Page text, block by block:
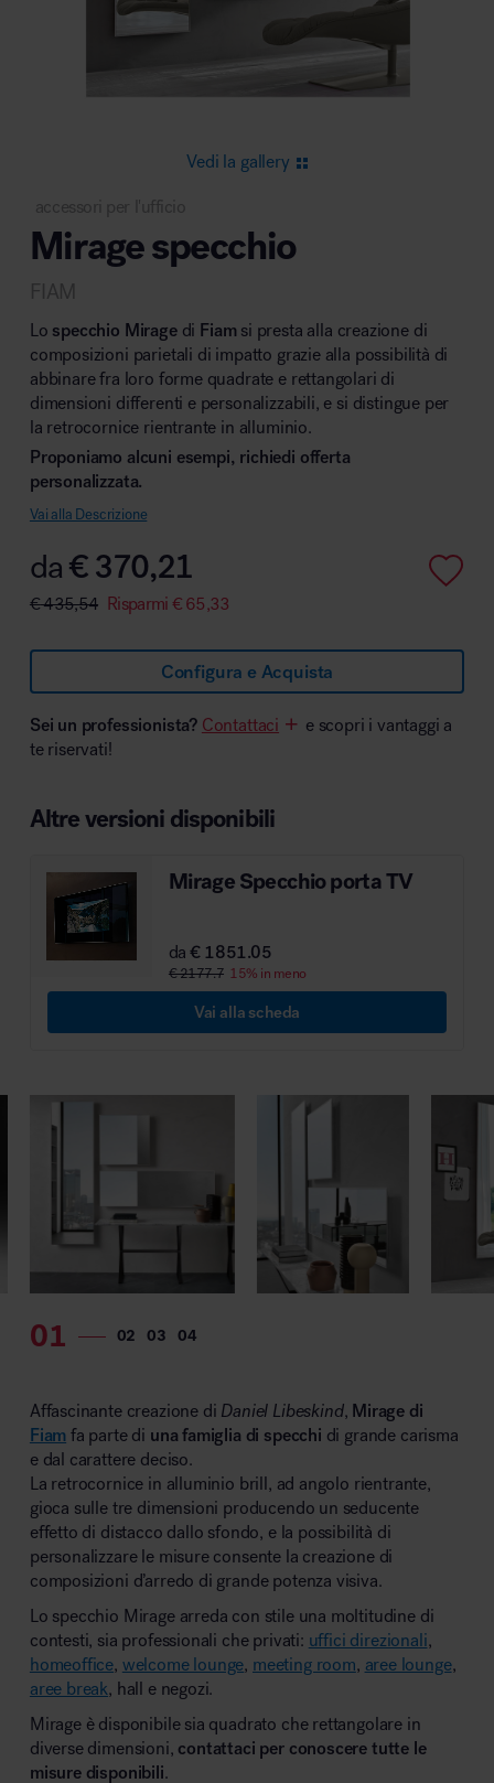
Area riunione e convegni
Area lounge e attesa
Area outdoor
Area hospitality
Vedi la gallery
accessori per l'ufficio
Mirage specchio
FIAM
Lo specchio Miragedi Fiam si presta alla creazione di
composizioni parietali di impatto grazie alla possibilità di
abbinare fra loro forme quadrate e rettangolari di
dimensioni differenti e personalizzabili, e si distingue per
la retrocornice rientrante in alluminio.
Proponiamo alcuni esempi, richiedi offerta
personalizzata.
Vai alla Descrizione
da€370,21
€435,54 Risparmi €65,33
Configura e Acquista
Sei un professionista? Contattaci
e scopri i vantaggi a
te riservati!
Altre versioni disponibili
Mirage Specchio porta TV
da€ 1851.05
€ 2177.7 15% in meno
Vai alla scheda
Affascinante creazione di Daniel Libeskind, Mirage di
Fiam fa parte di una famiglia di specchi di grande carisma
e dal carattere deciso.
La retrocornice in alluminio brill, ad angolo rientrante,
gioca sulle tre dimensioni producendo un seducente
effetto di distacco dallo sfondo, e la possibilità di
personalizzare le misure consente la creazione di
composizioni d’arredo di grande potenza visiva.
Lo specchio Mirage arreda con stile una moltitudine di
contesti, sia professionali che privati: uffici direzionali,
homeoffice, welcome lounge, meeting room, aree lounge,
aree break, hall e negozi.
Mirage è disponibile sia quadrato che rettangolare in
diverse dimensioni, contattaci per conoscere tutte le
misure disponibili.